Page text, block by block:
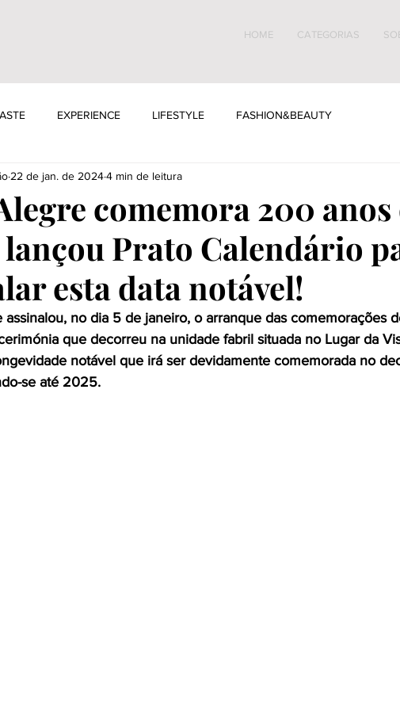
HOME CATEGORIAS
EXPERIENCE LIFESTYLE FASHION&BEAUTY
comemora 200 anos
lançou Prato Calendário
esta data notável!
22 de jan. de 20244 min de leitura
assinalou, no dia 5 de janeiro, o arranque das comemorações
que decorreu na unidade fabril situada no Lugar da
notável que irá ser devidamente comemorada no
se até 2025.